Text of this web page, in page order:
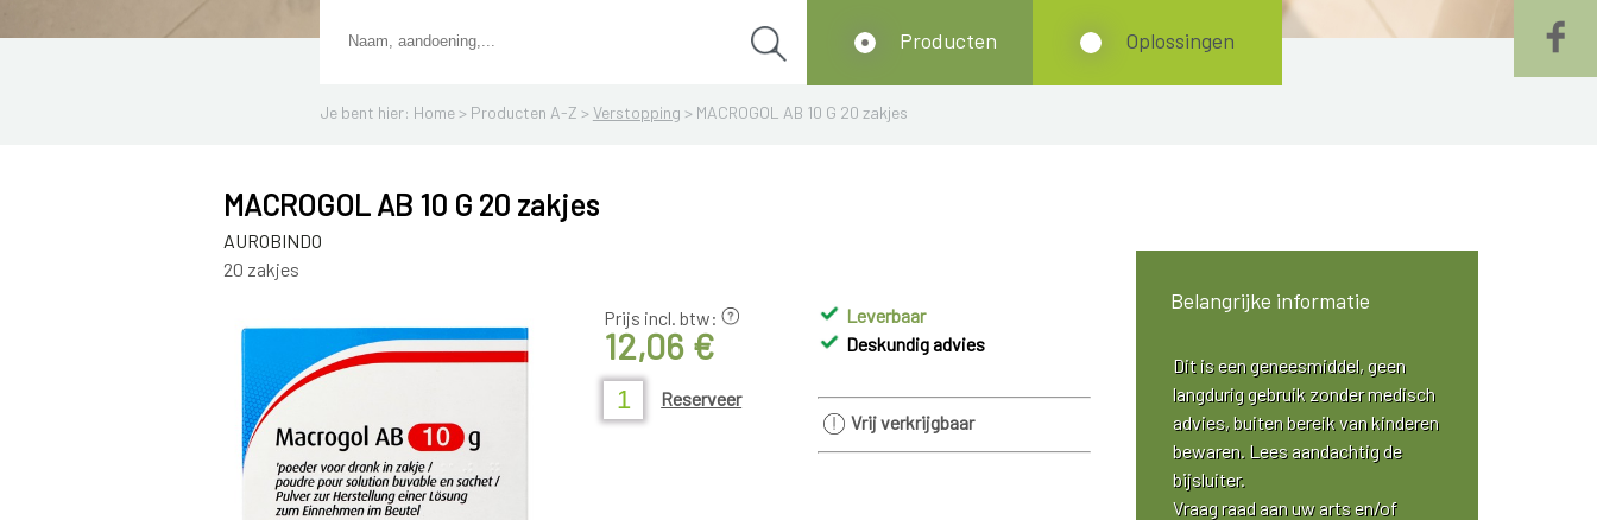
Je bent hier: Home > Producten A-Z >Verstopping > MACROGOL AB 10 G 20 zakjes
Producten Oplossingen
MACROGOL AB 10 G 20 zakjes
AUROBINDO
20 zakjes
Prijs incl. btw:
12,06 €
Reserveer
Leverbaar
Deskundig advies
Vrij verkrijgbaar
Belangrijke informatie
Dit is een geneesmiddel, geen
langdurig gebruik zonder medisch
advies, buiten bereik van kinderen
bewaren. Lees aandachtig de
bijsluiter.
Vraag raad aan uw arts en/of